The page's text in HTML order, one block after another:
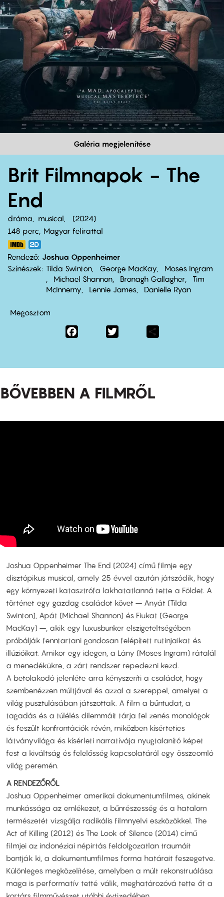
Galéria megjelenítése
Brit Filmnapok - The
End
dráma musical
2024
148 perc,
Magyar felirattal
Rendező Joshua Oppenheimer
Színészek
Tilda Swinton George MacKay
Moses Ingram
Michael Shannon
Bronagh Gallagher
Tim
McInnerny
Lennie James Danielle Ryan
Megosztom
Facebook
BŐVEBBEN A FILMRŐL
Joshua Oppenheimer The End (2024) című filmje egy
disztópikus musical, amely 25 évvel azután játszódik, hogy
egy környezeti katasztrófa lakhatatlanná tette a Földet. A
történet egy gazdag családot követ – Anyát (Tilda
Swinton), Apát (Michael Shannon) és Fiukat (George
MacKay) –, akik egy luxusbunker elszigeteltségében
próbálják fenntartani gondosan felépített rutinjaikat és
illúzióikat. Amikor egy idegen, a Lány (Moses Ingram) rátalál
a menedékükre, a zárt rendszer repedezni kezd.
A betolakodó jelenléte arra kényszeríti a családot, hogy
szembenézzen múltjával és azzal a szereppel, amelyet a
világ pusztulásában játszottak. A film a bűntudat, a
tagadás és a túlélés dilemmáit tárja fel zenés monológok
és feszült konfrontációk révén, miközben kísérteties
látványvilága és kísérleti narratívája nyugtalanító képet
fest a kiváltság és felelősség kapcsolatáról egy összeomló
világ peremén.
A RENDEZŐRŐL
Joshua Oppenheimer amerikai dokumentumfilmes, akinek
munkássága az emlékezet, a bűnrészesség és a hatalom
természetét vizsgálja radikális filmnyelvi eszközökkel. The
Act of Killing (2012) és The Look of Silence (2014) című
filmjei az indonéziai népirtás feldolgozatlan traumáit
bontják ki, a dokumentumfilmes forma határait feszegetve.
Különleges megközelítése, amelyben a múlt rekonstruálása
maga is performatív tetté válik, meghatározóvá tette őt a